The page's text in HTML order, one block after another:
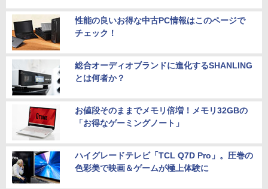
性能の良いお得な中古PC情報はこのページで
チェック！
総合オーディオブランドに進化するSHANLING
とは何者か？
お値段そのままでメモリ倍増！メモリ32GBの
「お得なゲーミングノート」
ハイグレードテレビ「TCL Q7D Pro」。圧巻の
色彩美で映画＆ゲームが極上体験に